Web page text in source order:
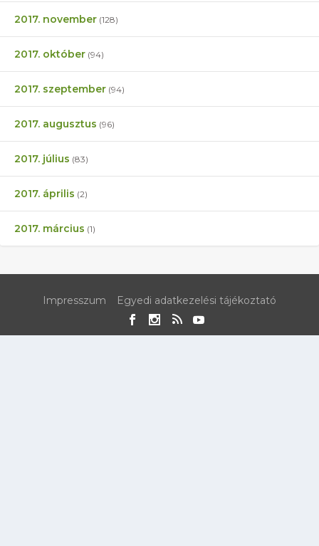
2017. november (128)
2017. október (94)
2017. szeptember (94)
2017. augusztus (96)
2017. július (83)
2017. április (2)
2017. március (1)
Impresszum Egyedi adatkezelési tájékoztató